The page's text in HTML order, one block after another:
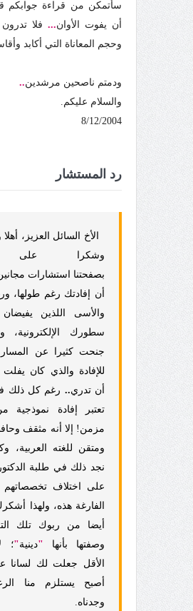
سأتمكن من قراءة جوابكم
أن يفوت الأوان... فلا
وحجم المعاناة التي أكابد
ودمتم ناصحين مرشدين..
والسلام عليكم.
8/12/2004
رد المستشار
الأخ السائل العزيز،
وشكرا على
بصفحتنا استشارات
أن إفادتك رغم طولها،
والأسى اللذين
سطورك الإلكترونية،
جنحت كثيرا عن
للإفادة والذي كان
أن تدري.. رغم كل ذلك
تعتبر إفادة نموذجية
مزمن! إلا أنه مثقف
ومتقن للغته العربية،
نجد ذلك في طلبة
على اختلاف تخصصاتهم
الفارغة هذه، ولهذا
أيضا من ربوك تلك
وصفتها بأنها "دينية"؛
الأقل جعلت لك لسانا
أصبح يستلزم منا
وجدناه.